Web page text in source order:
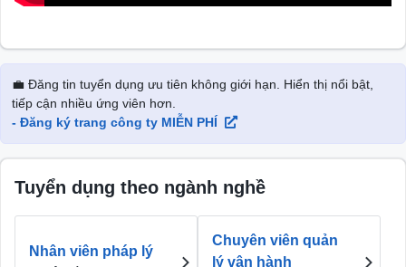
💼 Đăng tin tuyển dụng ưu tiên không giới hạn. Hiển thị nổi bật,
tiếp cận nhiều ứng viên hơn.
- Đăng ký trang công ty MIỄN PHÍ
Tuyển dụng theo ngành nghề
Nhân viên pháp lý
Chuyên viên quản
lý vận hành